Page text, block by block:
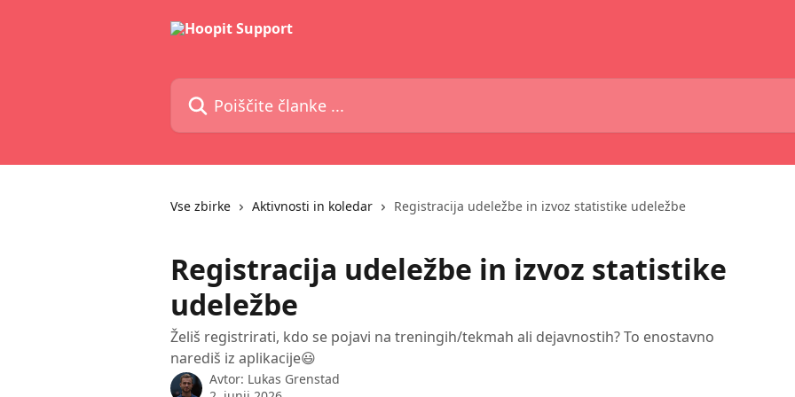
Poiščite članke ...
Vse zbirke Aktivnosti in koledar Registracija udeležbe in izvoz statistike udeležbe
Registracija udeležbe in izvoz statistike
udeležbe
Želiš registrirati, kdo se pojavi na treningih/tekmah ali dejavnostih? To enostavno
narediš iz aplikacije😃
Avtor: Lukas Grenstad